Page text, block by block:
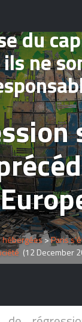
du
ne
hébergées>Paris
(12 December